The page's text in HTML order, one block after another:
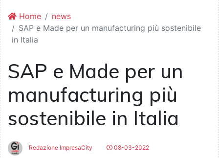
Home
news
SAP e Made per un manufacturing più sostenibile
in Italia
SAP e Made per un
manufacturing più
sostenibile in Italia
Redazione ImpresaCity
08-03-2022